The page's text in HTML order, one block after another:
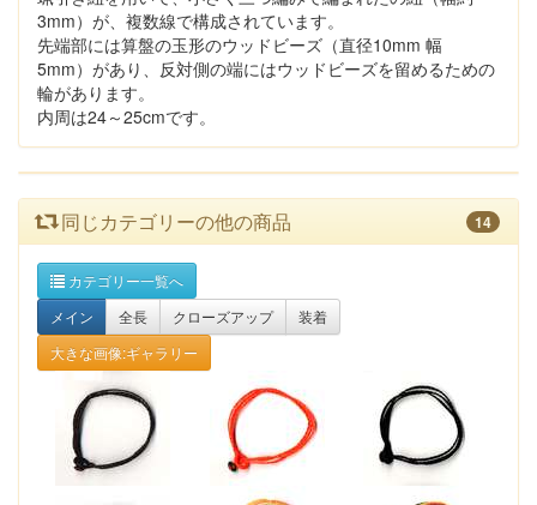
3mm）が、複数線で構成されています。
先端部には算盤の玉形のウッドビーズ（直径10mm 幅
5mm）があり、反対側の端にはウッドビーズを留めるための
輪があります。
内周は24～25cmです。
同じカテゴリーの他の商品 14
カテゴリー一覧へ
メイン
全長 クローズアップ
装着
大きな画像:ギャラリー